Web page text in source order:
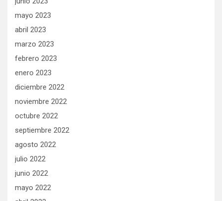
mayo 2023
abril 2023
marzo 2023
febrero 2023
enero 2023
diciembre 2022
noviembre 2022
octubre 2022
septiembre 2022
agosto 2022
julio 2022
junio 2022
mayo 2022